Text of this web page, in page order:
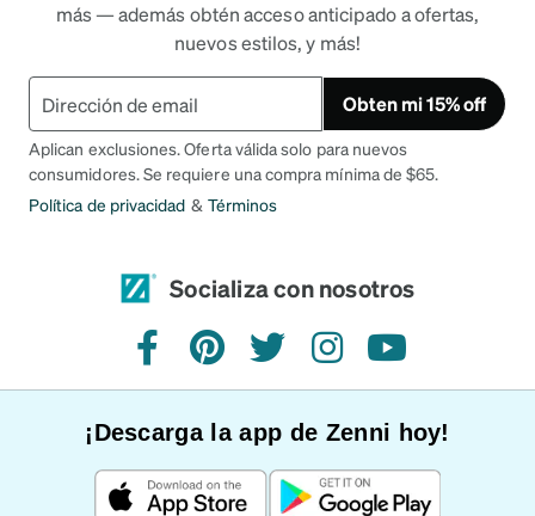
más — además obtén acceso anticipado a ofertas,
nuevos estilos, y más!
Obten mi 15% off
Aplican exclusiones. Oferta válida solo para nuevos
consumidores. Se requiere una compra mínima de $65.
Política de privacidad & Términos
Socializa con nosotros
FacebookPinterestTwitterInstagramYouTube
¡Descarga la app de Zenni hoy!